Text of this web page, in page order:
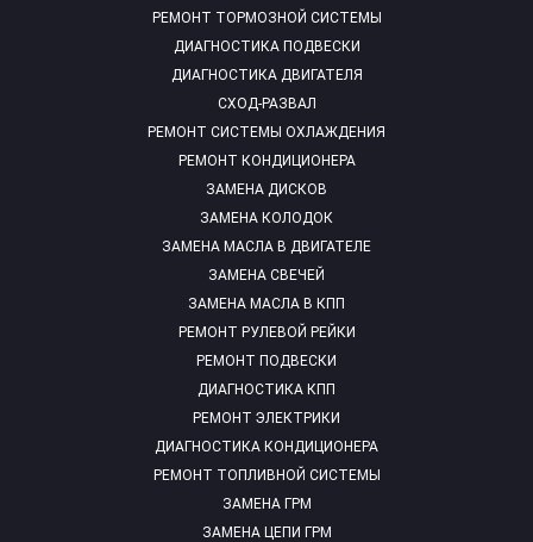
РЕМОНТ ТОРМОЗНОЙ СИСТЕМЫ
ДИАГНОСТИКА ПОДВЕСКИ
ДИАГНОСТИКА ДВИГАТЕЛЯ
СХОД-РАЗВАЛ
РЕМОНТ СИСТЕМЫ ОХЛАЖДЕНИЯ
РЕМОНТ КОНДИЦИОНЕРА
ЗАМЕНА ДИСКОВ
ЗАМЕНА КОЛОДОК
ЗАМЕНА МАСЛА В ДВИГАТЕЛЕ
ЗАМЕНА СВЕЧЕЙ
ЗАМЕНА МАСЛА В КПП
РЕМОНТ РУЛЕВОЙ РЕЙКИ
РЕМОНТ ПОДВЕСКИ
ДИАГНОСТИКА КПП
РЕМОНТ ЭЛЕКТРИКИ
ДИАГНОСТИКА КОНДИЦИОНЕРА
РЕМОНТ ТОПЛИВНОЙ СИСТЕМЫ
ЗАМЕНА ГРМ
ЗАМЕНА ЦЕПИ ГРМ